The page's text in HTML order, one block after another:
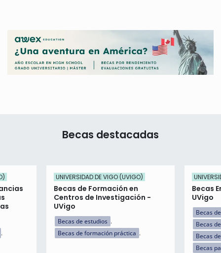
Becas destacadas
UNIVERSIDAD DE VIGO (UVIGO)
Becas de Formación en
Centros de Investigación -
UVigo
Becas de estudios
Becas de formación práctica
Becas
UVigo
Becas
Becas
Becas
Becas